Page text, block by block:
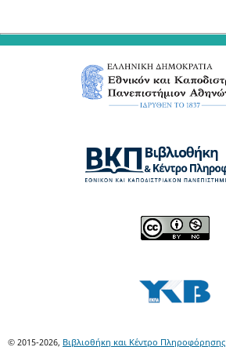
© 2015-2026, Βιβλιοθήκη και Κέντρο